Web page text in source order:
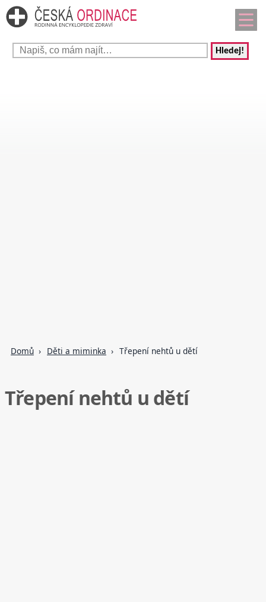
Hledej!
Domů Děti a miminka Třepení nehtů u dětí
Třepení nehtů u dětí